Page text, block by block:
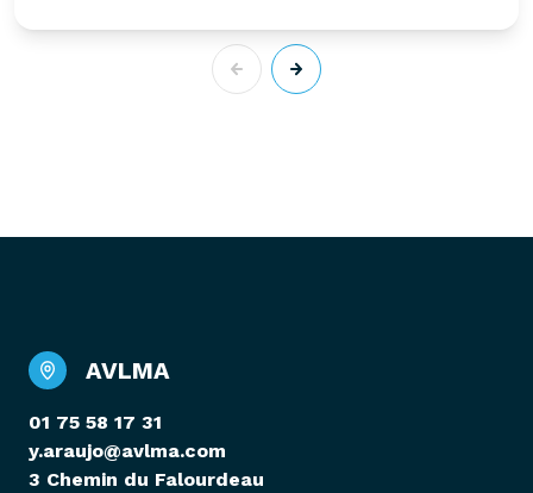
AVLMA
01 75 58 17 31
y.araujo@avlma.com
3 Chemin du Falourdeau